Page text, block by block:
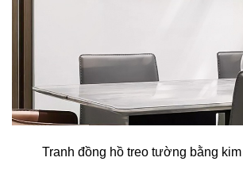
Tranh đồng hồ treo tường bằng